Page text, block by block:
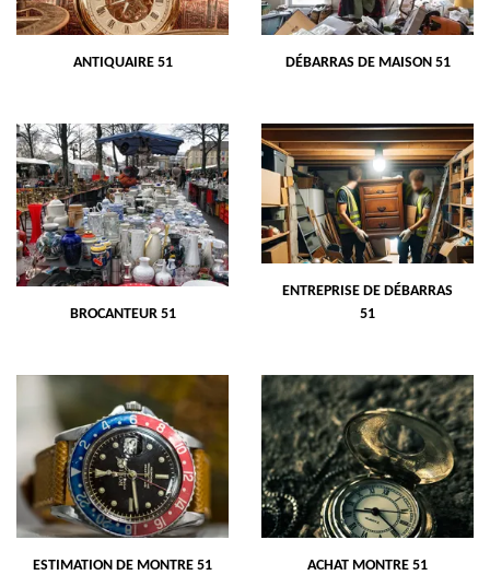
ANTIQUAIRE 51 DÉBARRAS DE MAISON 51
BROCANTEUR 51
ENTREPRISE DE DÉBARRAS
51
ESTIMATION DE MONTRE 51 ACHAT MONTRE 51